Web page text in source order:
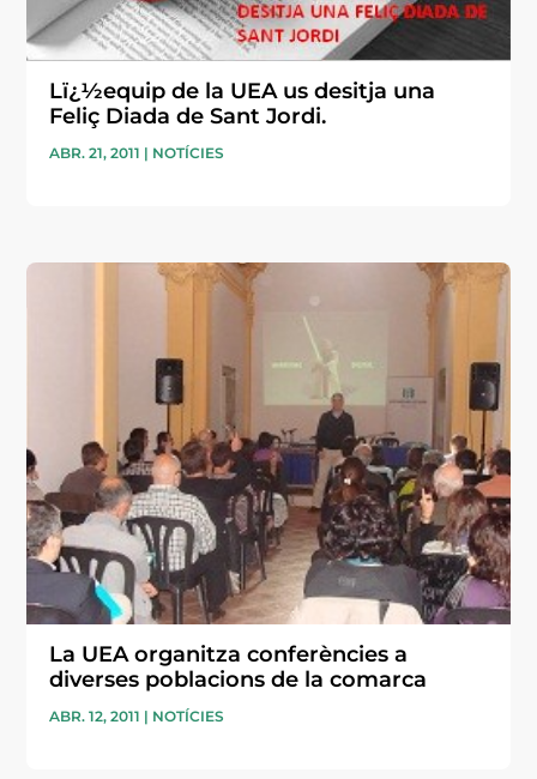
Lï¿½equip de la UEA us desitja una
Feliç Diada de Sant Jordi.
ABR. 21, 2011 | NOTÍCIES
La UEA organitza conferències a
diverses poblacions de la comarca
ABR. 12, 2011 | NOTÍCIES